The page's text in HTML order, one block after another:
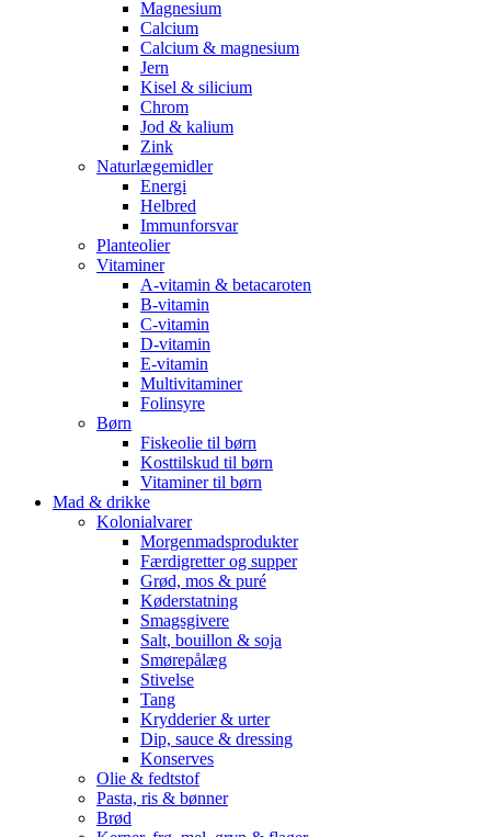
Magnesium
Calcium
Calcium & magnesium
Jern
Kisel & silicium
Chrom
Jod & kalium
Zink
Naturlægemidler
Energi
Helbred
Immunforsvar
Planteolier
Vitaminer
A-vitamin & betacaroten
B-vitamin
C-vitamin
D-vitamin
E-vitamin
Multivitaminer
Folinsyre
Børn
Fiskeolie til børn
Kosttilskud til børn
Vitaminer til børn
Mad & drikke
Kolonialvarer
Morgenmadsprodukter
Færdigretter og supper
Grød, mos & puré
Køderstatning
Smagsgivere
Salt, bouillon & soja
Smørepålæg
Stivelse
Tang
Krydderier & urter
Dip, sauce & dressing
Konserves
Olie & fedtstof
Pasta, ris & bønner
Brød